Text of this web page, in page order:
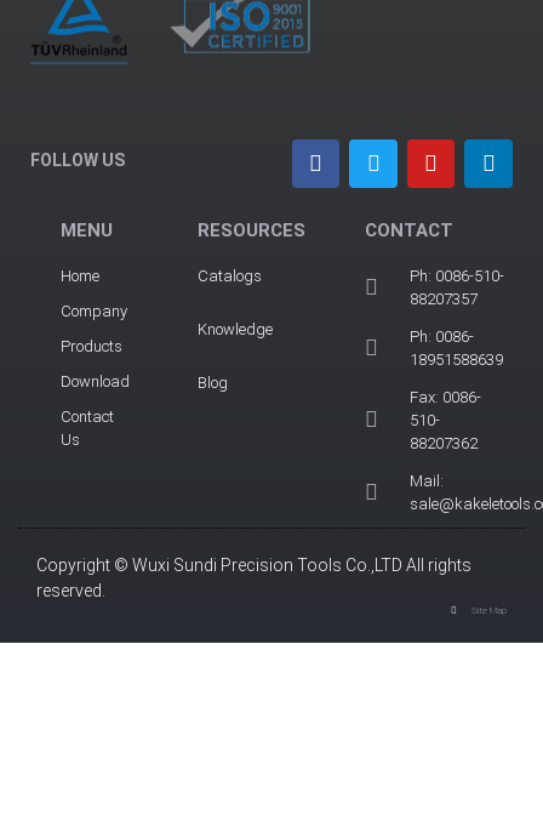
FOLLOW US
MENU
Home
Company
Products
Download
Contact
Us
RESOURCES
Catalogs
Knowledge
Blog
CONTACT
Ph: 0086-510-
88207357
Ph: 0086-
18951588639
Fax: 0086-
510-
88207362
Mail:
Copyright © Wuxi Sundi Precision Tools Co.,LTD All rights
reserved.
Site Map